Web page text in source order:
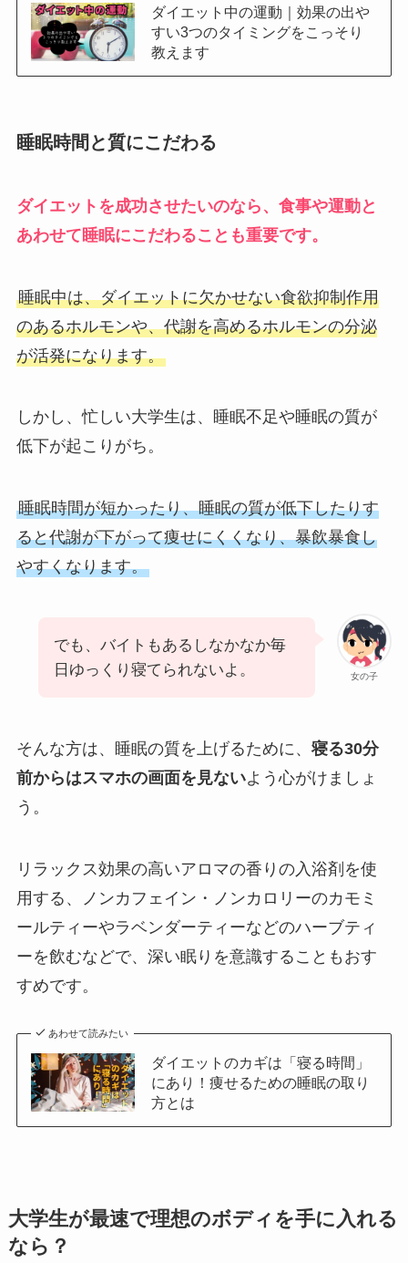
ダイエット中の運動｜効果の出や
すい3つのタイミングをこっそり
教えます
睡眠時間と質にこだわる
ダイエットを成功させたいのなら、食事や運動と
あわせて睡眠にこだわることも重要です。
睡眠中は、ダイエットに欠かせない食欲抑制作用
のあるホルモンや、代謝を高めるホルモンの分泌
が活発になります。
しかし、忙しい大学生は、睡眠不足や睡眠の質が
低下が起こりがち。
睡眠時間が短かったり、睡眠の質が低下したりす
ると代謝が下がって痩せにくくなり、暴飲暴食し
やすくなります。
女の子
でも、バイトもあるしなかなか毎
日ゆっくり寝てられないよ。
そんな方は、睡眠の質を上げるために、 寝る30分
前からはスマホの画面を見ないよう心がけましょ
う。
リラックス効果の高いアロマの香りの入浴剤を使
用する、ノンカフェイン・ノンカロリーのカモミ
ールティーやラベンダーティーなどのハーブティ
ーを飲むなどで、深い眠りを意識することもおす
すめです。
あわせて読みたい
ダイエットのカギは「寝る時間」
にあり！痩せるための睡眠の取り
方とは
大学生が最速で理想のボディを手に入れる
なら？